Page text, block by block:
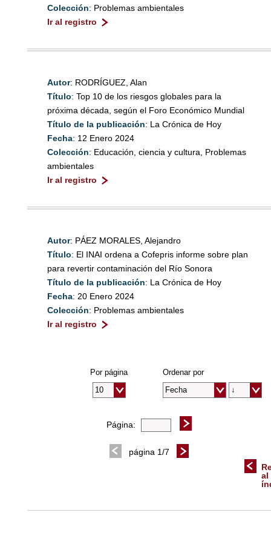
Colección: Problemas ambientales
Ir al registro
Autor: RODRÍGUEZ, Alan
Título: Top 10 de los riesgos globales para la
próxima década, según el Foro Económico Mundial
Título de la publicación: La Crónica de Hoy
Fecha: 12 Enero 2024
Colección: Educación, ciencia y cultura, Problemas
ambientales
Ir al registro
Autor: PÁEZ MORALES, Alejandro
Título: El INAI ordena a Cofepris informe sobre plan
para revertir contaminación del Río Sonora
Título de la publicación: La Crónica de Hoy
Fecha: 20 Enero 2024
Colección: Problemas ambientales
Ir al registro
Ordenar por
Por página
Página:
página 1/7
al